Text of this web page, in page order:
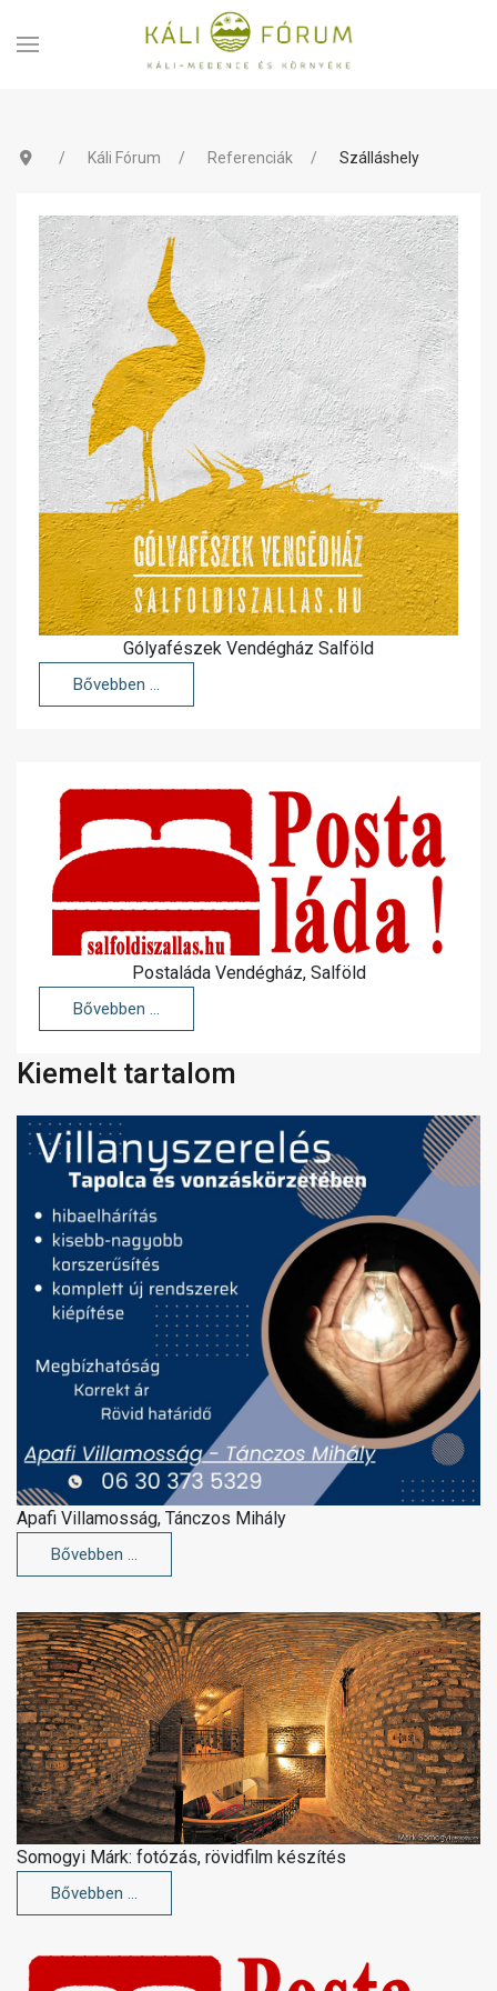
Káli Fórum Referenciák Szálláshely
Gólyafészek Vendégház Salföld
Bővebben …
Postaláda Vendégház, Salföld
Bővebben …
Kiemelt tartalom
Apafi Villamosság, Tánczos Mihály
Bővebben …
Somogyi Márk: fotózás, rövidfilm készítés
Bővebben …